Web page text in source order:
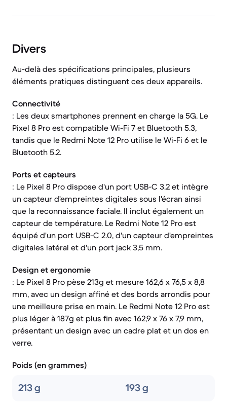
Divers
Au-delà des spécifications principales, plusieurs
éléments pratiques distinguent ces deux appareils.
Connectivité
: Les deux smartphones prennent en charge la 5G. Le
Pixel 8 Pro est compatible Wi-Fi 7 et Bluetooth 5.3,
tandis que le Redmi Note 12 Pro utilise le Wi-Fi 6 et le
Bluetooth 5.2.
Ports et capteurs
: Le Pixel 8 Pro dispose d'un port USB-C 3.2 et intègre
un capteur d'empreintes digitales sous l'écran ainsi
que la reconnaissance faciale. Il inclut également un
capteur de température. Le Redmi Note 12 Pro est
équipé d'un port USB-C 2.0, d'un capteur d'empreintes
digitales latéral et d'un port jack 3,5 mm.
Design et ergonomie
: Le Pixel 8 Pro pèse 213g et mesure 162,6 x 76,5 x 8,8
mm, avec un design affiné et des bords arrondis pour
une meilleure prise en main. Le Redmi Note 12 Pro est
plus léger à 187g et plus fin avec 162,9 x 76 x 7,9 mm,
présentant un design avec un cadre plat et un dos en
verre.
Poids (en grammes)
213 g 193 g